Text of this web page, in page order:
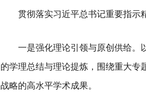
贯彻落实习近平总书记重要指示
一是强化理论引领与原创供给。
的学理总结与理论提炼，围绕重大
战略的高水平学术成果。